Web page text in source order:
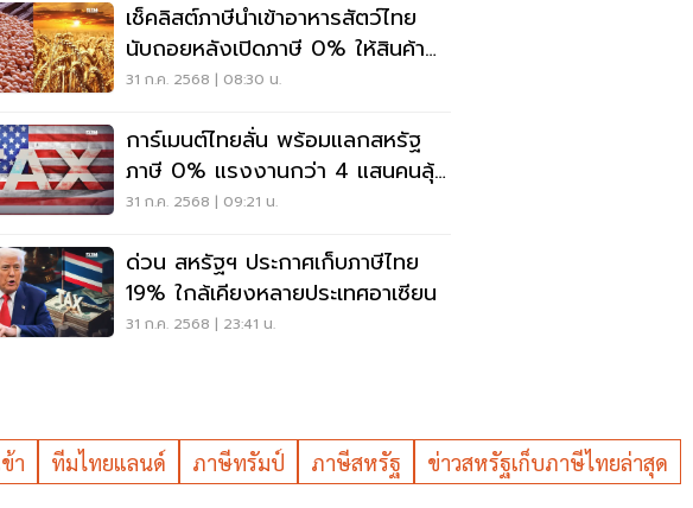
เช็คลิสต์ภาษีนำเข้าอาหารสัตว์ไทย
นับถอยหลังเปิดภาษี 0% ให้สินค้า
สหรัฐ
31 ก.ค. 2568 | 08:30 น.
การ์เมนต์ไทยลั่น พร้อมแลกสหรัฐ
ภาษี 0% แรงงานกว่า 4 แสนคนลุ้น
ผลเจรจา ชี้อนาคตอยู่หรือไป
31 ก.ค. 2568 | 09:21 น.
ด่วน สหรัฐฯ ประกาศเก็บภาษีไทย
19% ใกล้เคียงหลายประเทศอาเซียน
31 ก.ค. 2568 | 23:41 น.
า ทีมไทยแลนด์ ภาษีทรัมป์ ภาษีสหรัฐ ข่าวสหรัฐเก็บภาษีไทยล่าสุด